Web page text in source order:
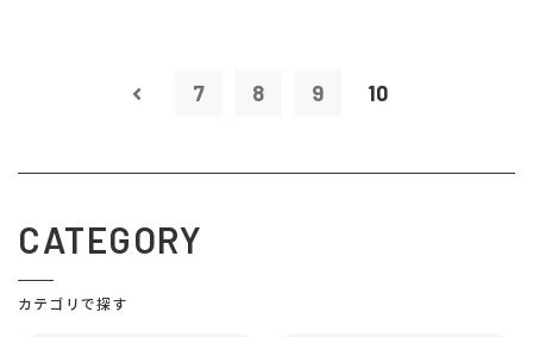
7 8 9 10
CATEGORY
カテゴリで探す